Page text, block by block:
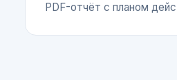
PDF-отчёт с планом